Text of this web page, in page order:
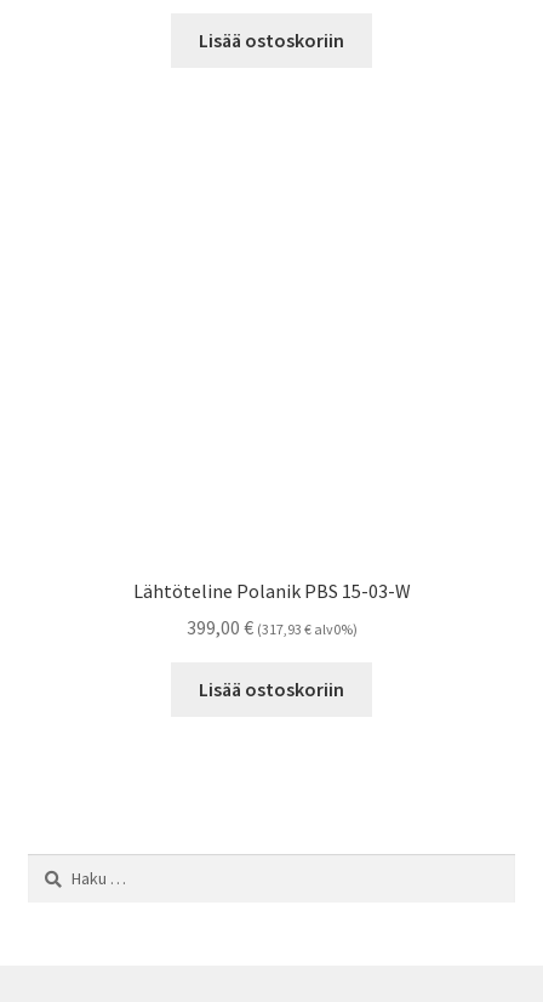
Lisää ostoskoriin
Lähtöteline Polanik PBS 15-03-W
399,00 € (317,93 €alv0%)
Lisää ostoskoriin
Haku: